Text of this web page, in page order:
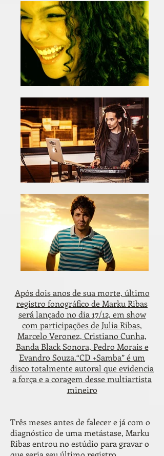
Após dois anos de sua morte, último
registro fonográfico de Marku Ribas
será lançado no dia 17/12, em show
com participações de Julia Ribas,
Marcelo Veronez, Cristiano Cunha,
Banda Black Sonora, Pedro Morais e
Evandro Souza.“CD +Samba” é um
disco totalmente autoral que evidencia
a força e a coragem desse multiartista
mineiro
Três meses antes de falecer e já com o
diagnóstico de uma metástase, Marku
Ribas entrou no estúdio para gravar o